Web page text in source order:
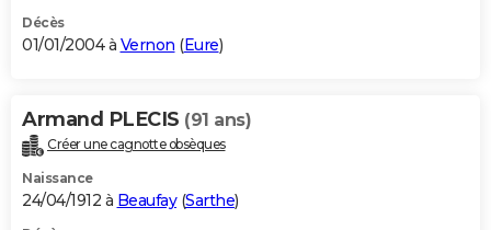
Décès
01/01/2004 à Vernon (Eure)
Armand PLECIS (91 ans)
Créer une cagnotte obsèques
Naissance
24/04/1912 à Beaufay(Sarthe)